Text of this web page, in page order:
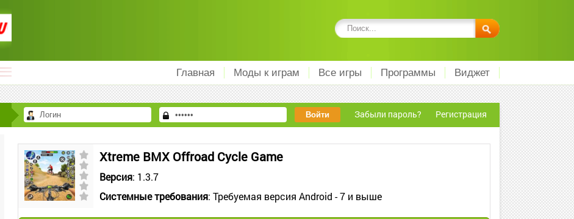
Главная Моды к играм Все игры Программы Виджет
Забыли пароль? Регистрация
Xtreme BMX Offroad Cycle Game
Версия: 1.3.7
Системные требования: Требуемая версия Android - 7 и выше